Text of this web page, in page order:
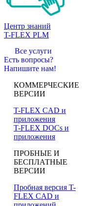
Центр знаний
T-FLEX PLM
Все услуги
Есть вопросы?
Напишите нам!
КОММЕРЧЕСКИЕ
ВЕРСИИ
T-FLEX CAD и
приложения
T-FLEX DOCs и
приложения
ПРОБНЫЕ И
БЕСПЛАТНЫЕ
ВЕРСИИ
Пробная версия T-
FLEX CAD и